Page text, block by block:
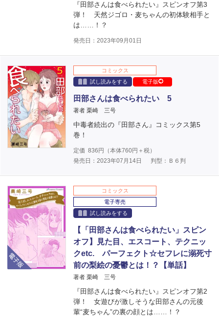
『田部さんは食べられたい』スピンオフ第3
弾！ 天然ジゴロ・麦ちゃんの初体験相手と
は……！？
発売日：2023年09月01日
コミックス
試し読みをする
電子版
田部さんは食べられたい 5
著者 栗崎 三号
中毒者続出の『田部さん』コミックス第5
巻！
定価 836 円（本体760円＋税）
発売日：2023年07月14日
判型：Ｂ６判
電子版
コミックス
電子専売
試し読みをする
【「田部さんは食べられたい」スピン
オフ】見た目、エスコート、テクニッ
クetc. パーフェクト☆セフレに溺死寸
前の梨絵の憂鬱とは！？【単話】
著者 栗崎 三号
『田部さんは食べられたい』スピンオフ第2
弾！ 女遊びが激しそうな田部さんの元後
輩“麦ちゃん”の裏の顔とは……！？